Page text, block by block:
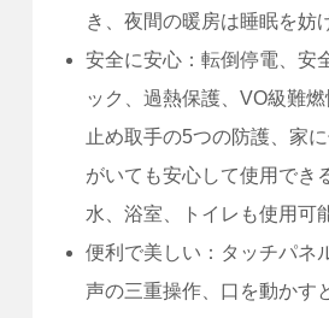
き、夜間の暖房は睡眠を妨
安全に安心：転倒停電、安
ック、過熱保護、VO級難燃
止め取手の5つの防護、家
がいても安心して使用でき
水、浴室、トイレも使用可
便利で美しい：タッチパネ
声の三重操作、口を動かす